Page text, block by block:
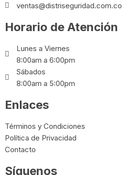
ventas@distriseguridad.com.co
Horario de Atención
Lunes a Viernes
8:00am a 6:00pm
Sábados
8:00am a 5:00pm
Enlaces
Términos y Condiciones
Política de Privacidad
Contacto
Síguenos